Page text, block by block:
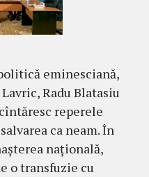
eminesciană,
Radu Blatasiu
reperele
ca neam. În
națională,
o transfuzie cu